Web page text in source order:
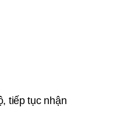
tiếp tục nhận